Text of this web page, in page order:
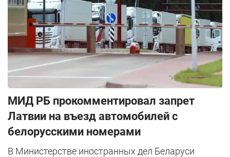
МИД РБ прокомментировал запрет
Латвии на въезд автомобилей с
белорусскими номерами
В Министерстве иностранных дел Беларуси